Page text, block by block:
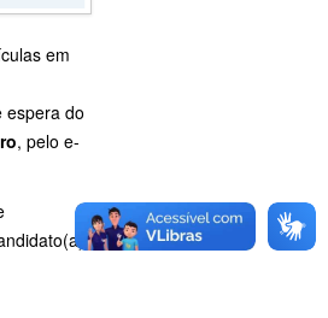
em
espera do
, pelo e-